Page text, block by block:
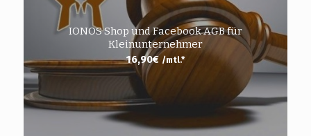
IONOS Shop und Facebook AGB für
Kleinunternehmer
16,90€ /mtl.*